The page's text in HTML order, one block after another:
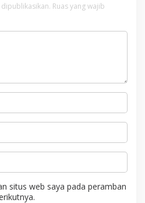
Ruas yang wajib
situs web saya pada peramban